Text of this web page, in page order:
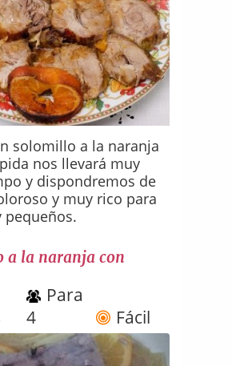
solomillo a la naranja
nos llevará muy
y dispondremos de
y muy rico para
pequeños.
a la naranja con
Para
4
Fácil